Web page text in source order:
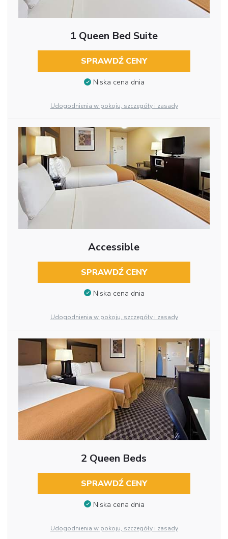
1 Queen Bed Suite
SPRAWDŹ CENY
Niska cena dnia
Udogodnienia w pokoju, szczegóły i zasady
Accessible
SPRAWDŹ CENY
Niska cena dnia
Udogodnienia w pokoju, szczegóły i zasady
2 Queen Beds
SPRAWDŹ CENY
Niska cena dnia
Udogodnienia w pokoju, szczegóły i zasady